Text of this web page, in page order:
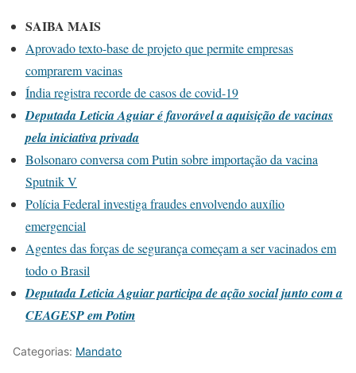
SAIBA MAIS
Aprovado texto-base de projeto que permite empresas
comprarem vacinas
Índia registra recorde de casos de covid-19
Deputada Leticia Aguiar é favorável a aquisição de vacinas
pela iniciativa privada
Bolsonaro conversa com Putin sobre importação da vacina
Sputnik V
Polícia Federal investiga fraudes envolvendo auxílio
emergencial
Agentes das forças de segurança começam a ser vacinados em
todo o Brasil
Deputada Leticia Aguiar participa de ação social junto com a
CEAGESP em Potim
Categorias: Mandato